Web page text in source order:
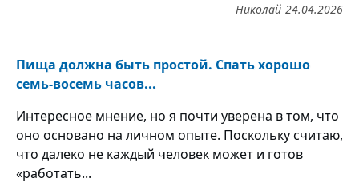
24.04.2026
Николай
Пища должна быть простой. Спать хорошо
семь-восемь часов...
Интересное мнение, но я почти уверена в том, что
оно основано на личном опыте. Поскольку считаю,
что далеко не каждый человек может и готов
«работать...